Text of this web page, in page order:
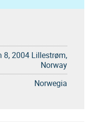
8, 2004 Lillestrøm,
Norway
Norwegia